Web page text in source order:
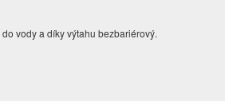
vody a díky výtahu bezbariérový.